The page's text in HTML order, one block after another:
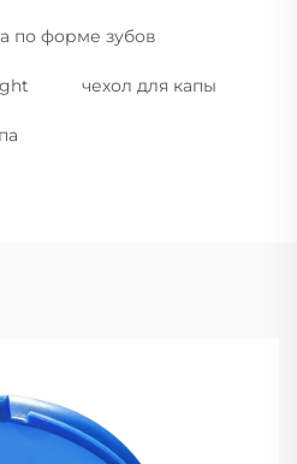
по форме зубов
чехол для капы